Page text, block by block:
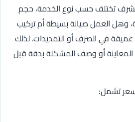
تختلف حسب نوع الخدمة، حجم
وهل العمل صيانة بسيطة أم تركيب
في الصرف أو التمديدات. لذلك
أو وصف المشكلة بدقة قبل
تشمل: